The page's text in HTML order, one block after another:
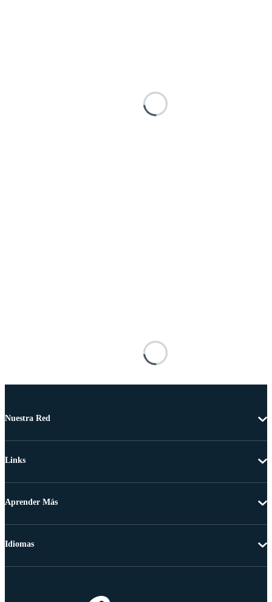
Nuestra Red
Links
Aprender Más
Idiomas